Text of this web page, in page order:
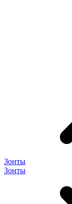
Зонты
Зонты